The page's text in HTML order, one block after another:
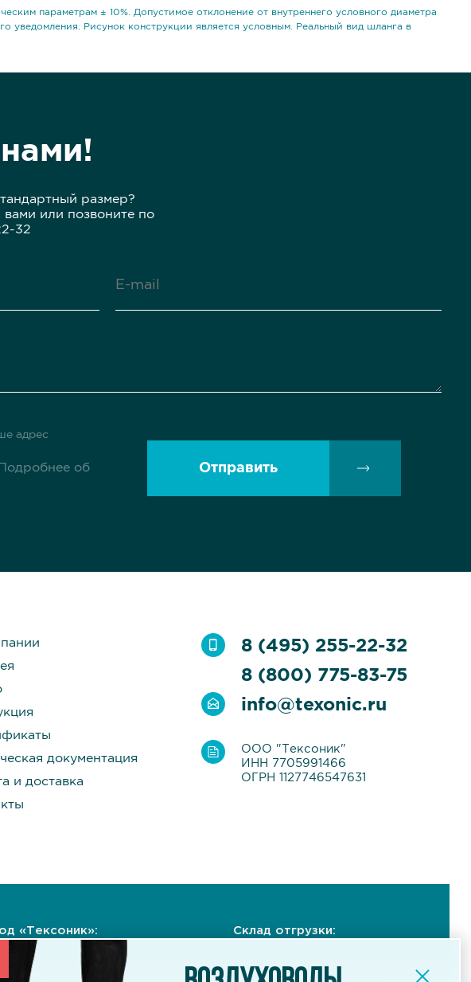
параметрам ± 10%. Допустимое отклонение от внутреннего условного диаметра
уведомления. Рисунок конструкции является условным. Реальный вид шланга в
размер?
или позвоните по
32
адрес
об
Отправить
документация
и доставка
8 (495) 255-22-32
8 (800) 775-83-75
info@texonic.ru
ООО "Тексоник"
ИНН 7705991466
ОГРН 1127746547631
«Тексоник»:
Московская
Пушкинский
Индустриальный
Склад отгрузки:
район, Индустриальный